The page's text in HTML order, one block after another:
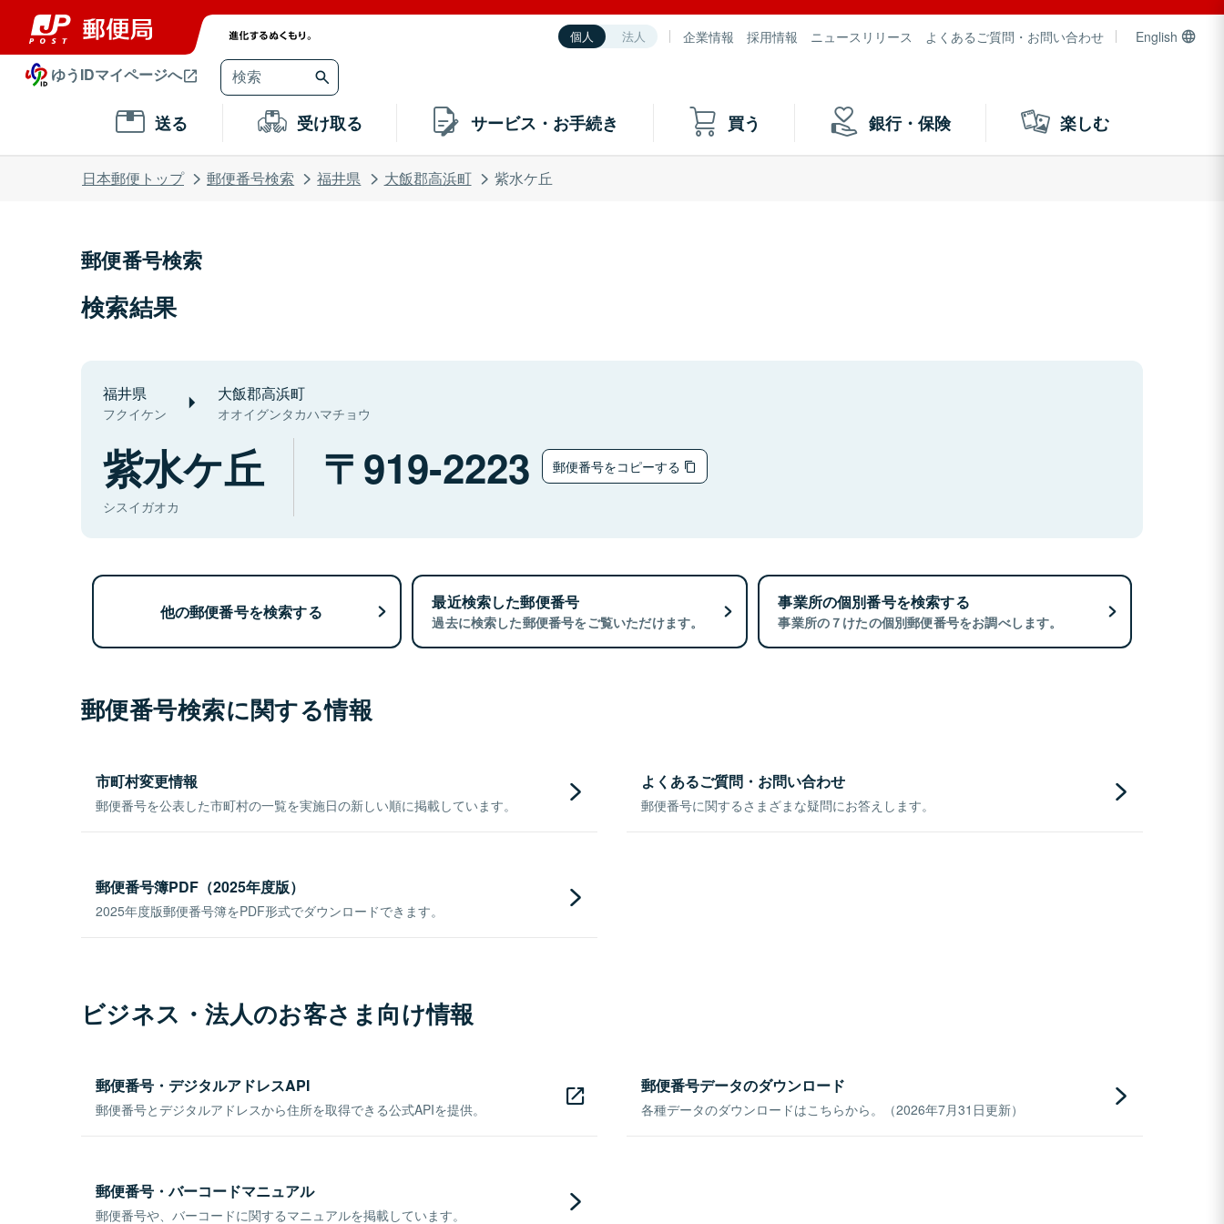
個人 法人 企業情報 採用情報 ニュースリリース よくあるご質問・お問い合わせ English
ゆうIDマイページへ
送る 受け取る サービス・お手続き 買う 銀行・保険 楽しむ
日本郵便トップ 郵便番号検索 福井県 大飯郡高浜町 紫水ケ丘
郵便番号検索
検索結果
福井県
フクイケン
大飯郡高浜町
オオイグンタカハマチョウ
紫水ケ丘
シスイガオカ
919-2223 郵便番号をコピーする
他の郵便番号を検索する 最近検索した郵便番号
過去に検索した郵便番号をご覧いただけます。
事業所の個別番号を検索する
事業所の７けたの個別郵便番号をお調べします。
郵便番号検索に関する情報
市町村変更情報
郵便番号を公表した市町村の一覧を実施日の新しい順に掲載しています。
よくあるご質問・お問い合わせ
郵便番号に関するさまざまな疑問にお答えします。
郵便番号簿PDF（2025年度版）
2025年度版郵便番号簿をPDF形式でダウンロードできます。
ビジネス・法人のお客さま向け情報
郵便番号・デジタルアドレスAPI
郵便番号とデジタルアドレスから住所を取得できる公式APIを提供。
郵便番号データのダウンロード
各種データのダウンロードはこちらから。（2026年7月31日更新）
郵便番号・バーコードマニュアル
郵便番号や、バーコードに関するマニュアルを掲載しています。